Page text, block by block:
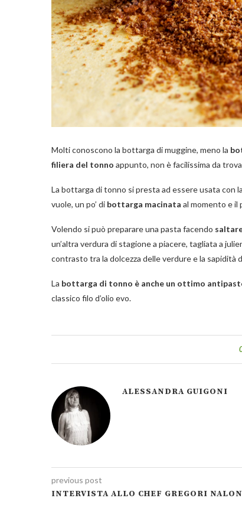
Molti conoscono la bottarga di muggine, meno la
filiera del tonno appunto, non è facilissima da
La bottarga di tonno si presta ad essere usata con la
vuole, un po’ di bottarga macinata al momento e
Volendo si può preparare una pasta facendo
un’altra verdura di stagione a piacere, tagliata a
contrasto tra la dolcezza delle verdure e la sapidità
La bottarga di tonno è anche un ottimo
classico filo d’olio evo.
ALESSANDRA GUIGONI
previous post
INTERVISTA ALLO CHEF GREGORI NALON